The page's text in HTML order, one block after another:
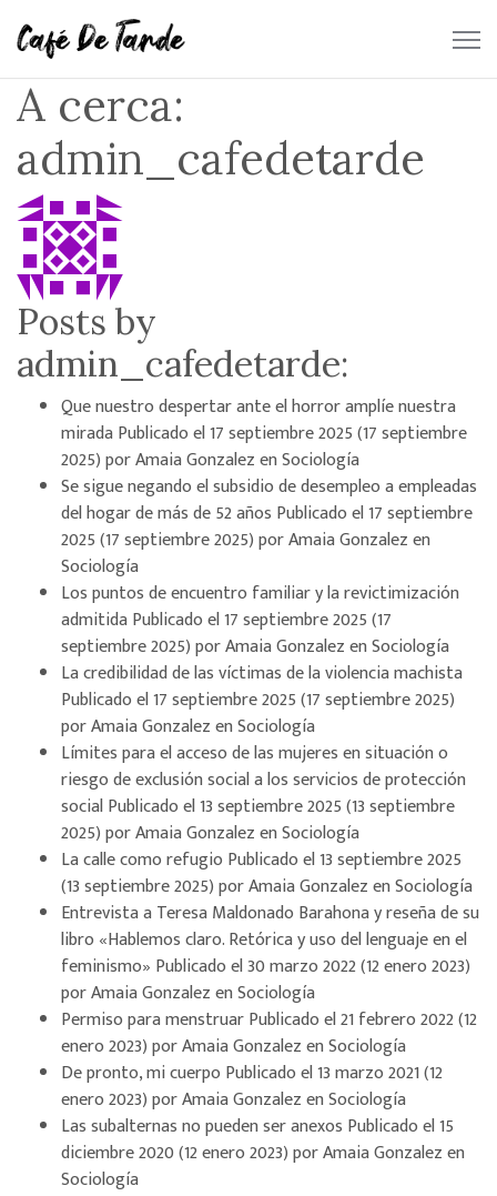
A cerca:
admin_cafedetarde
Posts by
admin_cafedetarde:
Que nuestro despertar ante el horror amplíe nuestra
miradaPublicado el17 septiembre 2025(17 septiembre
2025)porAmaia GonzalezenSociología
Se sigue negando el subsidio de desempleo a empleadas
del hogar de más de 52 años Publicado el17 septiembre
2025(17 septiembre 2025)porAmaia Gonzalezen
Sociología
Los puntos de encuentro familiar y la revictimización
admitidaPublicado el17 septiembre 2025(17
septiembre 2025)porAmaia GonzalezenSociología
La credibilidad de las víctimas de la violencia machista
Publicado el17 septiembre 2025(17 septiembre 2025)
porAmaia GonzalezenSociología
Límites para el acceso de las mujeres en situación o
riesgo de exclusión social a los servicios de protección
socialPublicado el13 septiembre 2025(13 septiembre
2025)porAmaia GonzalezenSociología
La calle como refugio Publicado el13 septiembre 2025
(13 septiembre 2025)porAmaia GonzalezenSociología
Entrevista a Teresa Maldonado Barahona y reseña de su
libro «Hablemos claro. Retórica y uso del lenguaje en el
feminismo» Publicado el30 marzo 2022(12 enero 2023)
porAmaia GonzalezenSociología
Permiso para menstruarPublicado el21 febrero 2022(12
enero 2023)porAmaia GonzalezenSociología
De pronto, mi cuerpo Publicado el13 marzo 2021(12
enero 2023)porAmaia GonzalezenSociología
Las subalternas no pueden ser anexos Publicado el15
diciembre 2020(12 enero 2023)porAmaia Gonzalezen
Sociología